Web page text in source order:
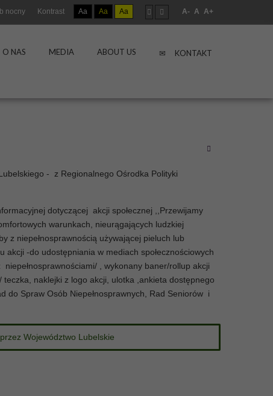
nocny Kontrast Aa Aa Aa A- A A+
O NAS MEDIA ABOUT US KONTAKT
- z Regionalnego Ośrodka Polityki
dotyczącej akcji społecznej ,,Przewijamy
warunkach, nieurągających ludzkiej
z niepełnosprawnością używającej pieluch lub
-do udostępniania w mediach społecznościowych
, wykonany baner/rollup akcji
naklejki z logo akcji, ulotka ,ankieta dostępnego
do Spraw Osób Niepełnosprawnych, Rad Seniorów i
Województwo Lubelskie